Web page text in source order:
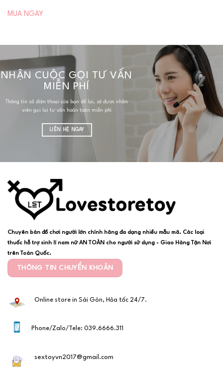
MUA NGAY
NHẬN CUỘC GỌI TƯ VẤN
MIỄN PHÍ
Thông tin số điện thoại của bạn để lại, sẽ được nhân
viên gọi lại tư vấn hoàn toàn miễn phí
LIÊN HỆ NGAY
Chuyên bán đồ chơi người lớn chính hãng đa dạng nhiều mẫu mã. Các loại
thuốc hỗ trợ sinh lí nam nữ AN TOÀN cho người sử dụng - Giao Hàng Tận Nơi
trên Toàn Quốc.
THÔNG TIN CHUYỂN KHOẢN
Online store in Sài Gòn, Hỏa tốc 24/7.
Phone/Zalo/Tele: 039.6666.311
sextoyvn2017@gmail.com